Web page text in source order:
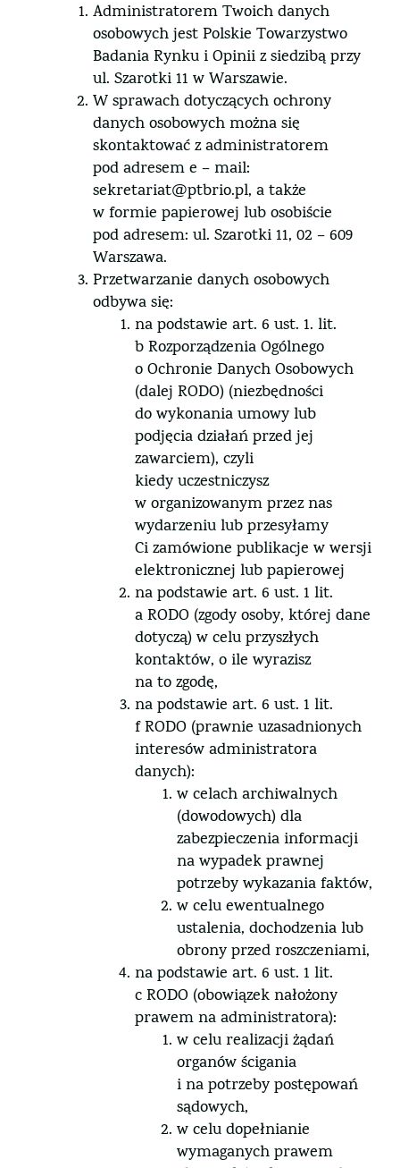
Administratorem Twoich danych
osobowych jest Polskie Towarzystwo
Badania Rynku i Opinii z siedzibą przy
ul. Szarotki 11 w Warszawie.
W sprawach dotyczących ochrony
danych osobowych można się
skontaktować z administratorem
pod adresem e – mail:
sekretariat@ptbrio.pl, a także
w formie papierowej lub osobiście
pod adresem: ul. Szarotki 11, 02 – 609
Warszawa.
Przetwarzanie danych osobowych
odbywa się:
na podstawie art. 6 ust. 1. lit.
b Rozporządzenia Ogólnego
o Ochronie Danych Osobowych
(dalej RODO) (niezbędności
do wykonania umowy lub
podjęcia działań przed jej
zawarciem), czyli
kiedy uczestniczysz
w organizowanym przez nas
wydarzeniu lub przesyłamy
Ci zamówione publikacje w wersji
elektronicznej lub papierowej
na podstawie art. 6 ust. 1 lit.
a RODO (zgody osoby, której dane
dotyczą) w celu przyszłych
kontaktów, o ile wyrazisz
na to zgodę,
na podstawie art. 6 ust. 1 lit.
f RODO (prawnie uzasadnionych
interesów administratora
danych):
w celach archiwalnych
(dowodowych) dla
zabezpieczenia informacji
na wypadek prawnej
potrzeby wykazania faktów,
w celu ewentualnego
ustalenia, dochodzenia lub
obrony przed roszczeniami,
na podstawie art. 6 ust. 1 lit.
c RODO (obowiązek nałożony
prawem na administratora):
w celu realizacji żądań
organów ścigania
i na potrzeby postępowań
sądowych,
w celu dopełnianie
wymaganych prawem